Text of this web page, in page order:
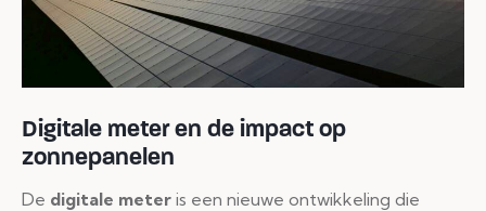
Digitale meter en de impact op
zonnepanelen
De digitale meter is een nieuwe ontwikkeling die